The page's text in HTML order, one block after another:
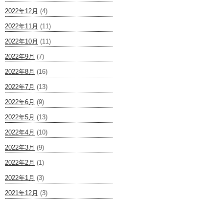
2022年12月 (4)
2022年11月 (11)
2022年10月 (11)
2022年9月 (7)
2022年8月 (16)
2022年7月 (13)
2022年6月 (9)
2022年5月 (13)
2022年4月 (10)
2022年3月 (9)
2022年2月 (1)
2022年1月 (3)
2021年12月 (3)